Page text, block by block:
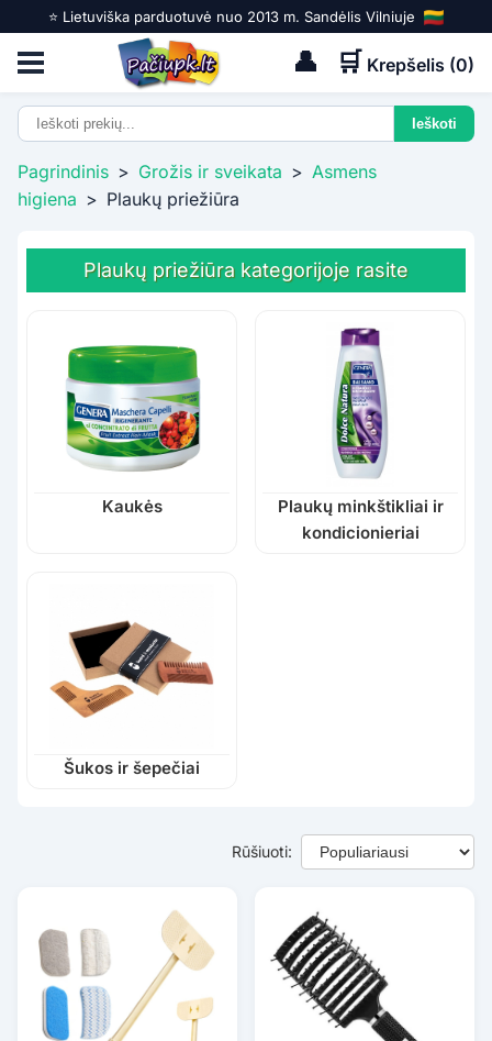
⭐️ Lietuviška parduotuvė nuo 2013 m. Sandėlis Vilniuje
👤 🛒 Krepšelis (0)
Pagrindinis > Grožis ir sveikata > Asmens
higiena > Plaukų priežiūra
Plaukų priežiūra kategorijoje rasite
Kaukės
Plaukų minkštikliai ir
kondicionieriai
Šukos ir šepečiai
Rūšiuoti: